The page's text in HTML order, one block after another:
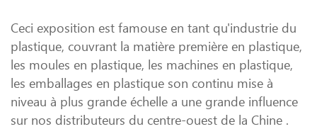
Ceci exposition est famouse en tant qu'industrie du
plastique, couvrant la matière première en plastique,
les moules en plastique, les machines en plastique,
les emballages en plastique son continu mise à
niveau à plus grande échelle a une grande influence
sur nos distributeurs du centre-ouest de la Chine .